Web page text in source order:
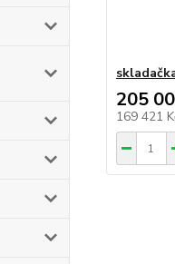
205
169 421